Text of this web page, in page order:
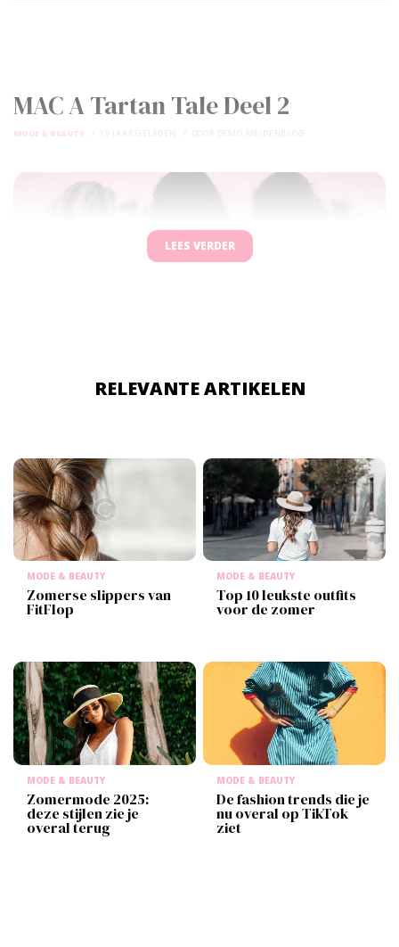
MAC A Tartan Tale Deel 2
MODE & BEAUTY
LEES VERDER
RELEVANTE ARTIKELEN
MODE & BEAUTY
Zomerse slippers van
FitFlop
MODE & BEAUTY
Top 10 leukste outfits
voor de zomer
MODE & BEAUTY
Zomermode 2025:
deze stijlen zie je
overal terug
MODE & BEAUTY
De fashion trends die je
nu overal op TikTok
ziet